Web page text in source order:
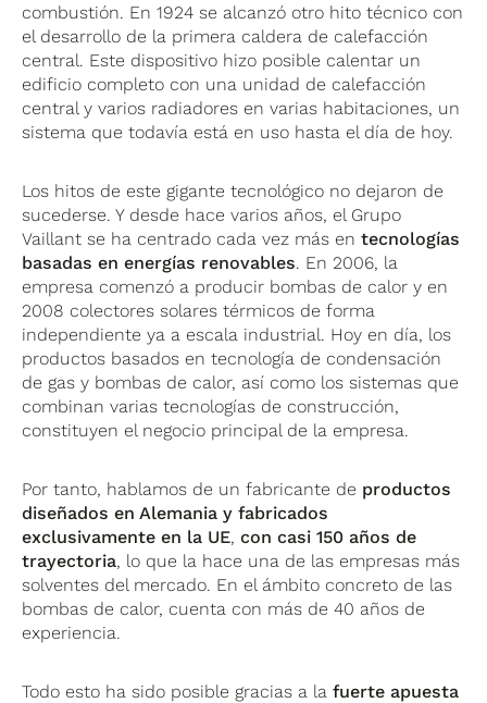
combustión. En 1924 se alcanzó otro hito técnico con
el desarrollo de la primera caldera de calefacción
central. Este dispositivo hizo posible calentar un
edificio completo con una unidad de calefacción
central y varios radiadores en varias habitaciones, un
sistema que todavía está en uso hasta el día de hoy.
Los hitos de este gigante tecnológico no dejaron de
sucederse. Y desde hace varios años, el Grupo
Vaillant se ha centrado cada vez más entecnologías
basadas en energías renovables. En 2006, la
empresa comenzó a producir bombas de calor y en
2008 colectores solares térmicos de forma
independiente ya a escala industrial. Hoy en día, los
productos basados ​​en tecnología de condensación
de gas y bombas de calor, así como los sistemas que
combinan varias tecnologías de construcción,
constituyen el negocio principal de la empresa.
Por tanto, hablamos de un fabricante de productos
diseñados en Alemania y fabricados
exclusivamente en la UE,con casi 150 años de
trayectoria, lo que la hace una de las empresas más
solventes del mercado. En el ámbito concreto de las
bombas de calor, cuenta con más de 40 años de
experiencia.
Todo esto ha sido posible gracias a lafuerte apuesta